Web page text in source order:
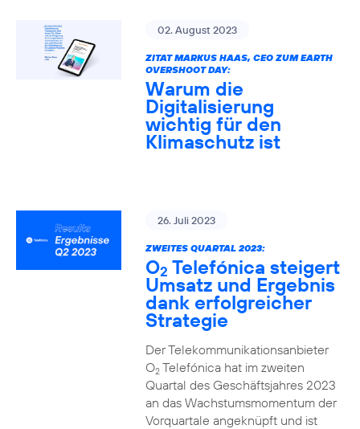
02. August 2023
ZITAT MARKUS HAAS, CEO ZUM EARTH
OVERSHOOT DAY:
Warum die
Digitalisierung
wichtig für den
Klimaschutz ist
26. Juli 2023
ZWEITES QUARTAL 2023:
O2 Telefónica steigert
Umsatz und Ergebnis
dank erfolgreicher
Strategie
Der Telekommunikationsanbieter
O2Telefónica hat im zweiten
Quartal des Geschäftsjahres 2023
an das Wachstumsmomentum der
Vorquartale angeknüpft und ist